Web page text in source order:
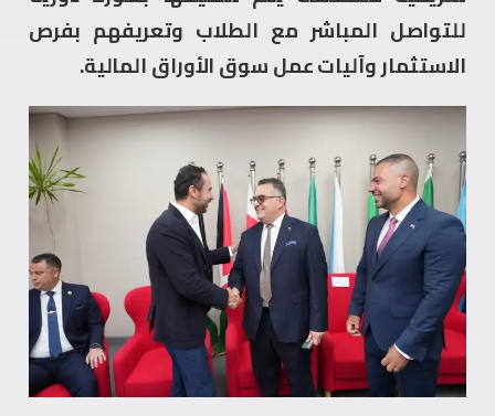
للتواصل المباشر مع الطلاب وتعريفهم بفرص
الاستثمار وآليات عمل سوق الأوراق المالية.